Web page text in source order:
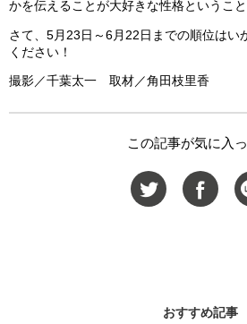
かを伝えることが大好きな性格ということ
さて、5月23日～6月22日までの順位はい
ください！
撮影／千葉太一 取材／角田枝里香
この記事が気に入
おすすめ記事